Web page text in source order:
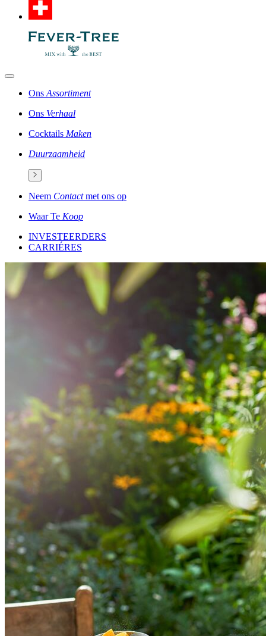
Ons Assortiment
Ons Verhaal
Cocktails Maken
Duurzaamheid
Neem Contactmet ons op
Waar Te Koop
INVESTEERDERS
CARRIÉRES